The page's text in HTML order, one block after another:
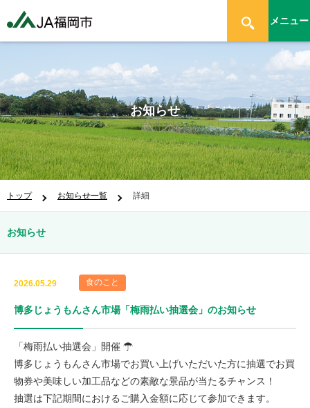
メニュー
お知らせ
トップ お知らせ一覧 詳細
お知らせ
2026.05.29 食のこと
博多じょうもんさん市場「梅雨払い抽選会」のお知らせ
「梅雨払い抽選会」開催 ☂
博多じょうもんさん市場でお買い上げいただいた方に抽選でお買
物券や美味しい加工品などの素敵な景品が当たるチャンス！
抽選は下記期間におけるご購入金額に応じて参加できます。